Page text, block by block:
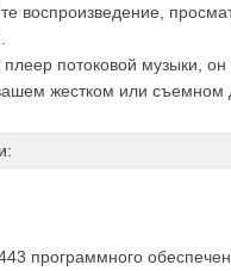
воспроизведение,
потоковой музыки,
жестком или съемном
программного